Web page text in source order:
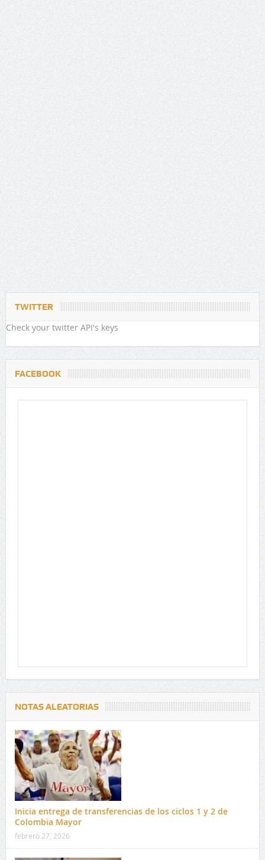
TWITTER
Check your twitter API's keys
FACEBOOK
NOTAS ALEATORIAS
Inicia entrega de transferencias de los ciclos 1 y 2 de
Colombia Mayor
febrero 27, 2026